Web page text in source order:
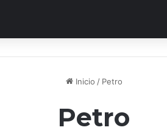
Inicio / Petro
Petro